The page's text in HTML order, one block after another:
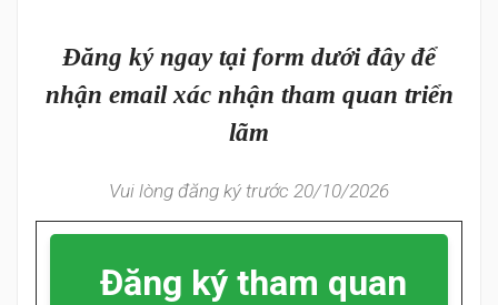
Đăng ký ngay tại form dưới đây để
nhận email xác nhận tham quan triển
lãm
Vui lòng đăng ký trước 20/10/2026
Đăng ký tham quan